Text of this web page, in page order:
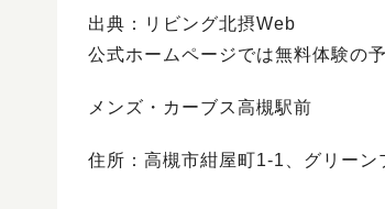
出典：リビング北摂Web
公式ホームページでは無料体験の
メンズ・カーブス高槻駅前
住所：高槻市紺屋町1-1、グリー